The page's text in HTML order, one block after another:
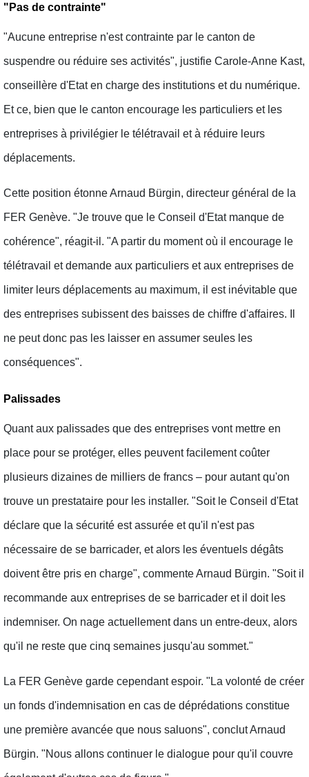
"Pas de contrainte"
"Aucune entreprise n'est contrainte par le canton de
suspendre ou réduire ses activités", justifie Carole-Anne Kast,
conseillère d'Etat en charge des institutions et du numérique.
Et ce, bien que le canton encourage les particuliers et les
entreprises à privilégier le télétravail et à réduire leurs
déplacements.
Cette position étonne Arnaud Bürgin, directeur général de la
FER Genève. "Je trouve que le Conseil d'Etat manque de
cohérence", réagit-il. "A partir du moment où il encourage le
télétravail et demande aux particuliers et aux entreprises de
limiter leurs déplacements au maximum, il est inévitable que
des entreprises subissent des baisses de chiffre d'affaires. Il
ne peut donc pas les laisser en assumer seules les
conséquences".
Palissades
Quant aux palissades que des entreprises vont mettre en
place pour se protéger, elles peuvent facilement coûter
plusieurs dizaines de milliers de francs – pour autant qu'on
trouve un prestataire pour les installer. "Soit le Conseil d'Etat
déclare que la sécurité est assurée et qu'il n'est pas
nécessaire de se barricader, et alors les éventuels dégâts
doivent être pris en charge", commente Arnaud Bürgin. "Soit il
recommande aux entreprises de se barricader et il doit les
indemniser. On nage actuellement dans un entre-deux, alors
qu'il ne reste que cinq semaines jusqu'au sommet."
La FER Genève garde cependant espoir. "La volonté de créer
un fonds d'indemnisation en cas de déprédations constitue
une première avancée que nous saluons", conclut Arnaud
Bürgin. "Nous allons continuer le dialogue pour qu'il couvre